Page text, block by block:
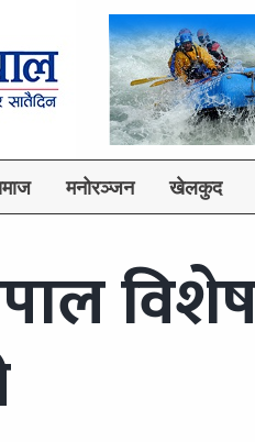
मनोरञ्जन खेलकुद
नेपाल